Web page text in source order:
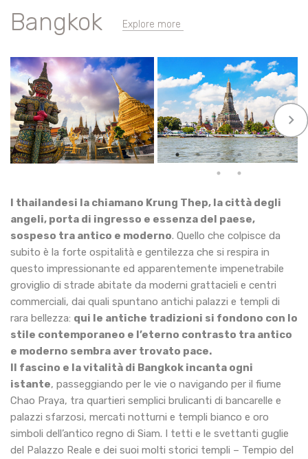
Bangkok Explore more
keyboard_arrow_right
I thailandesi la chiamano Krung Thep, la città degli
angeli, porta di ingresso e essenza del paese,
sospeso tra antico e moderno. Quello che colpisce da
subito è la forte ospitalità e gentilezza che si respira in
questo impressionante ed apparentemente impenetrabile
groviglio di strade abitate da moderni grattacieli e centri
commerciali, dai quali spuntano antichi palazzi e templi di
rara bellezza: qui le antiche tradizioni si fondono con lo
stile contemporaneo e l’eterno contrasto tra antico
e moderno sembra aver trovato pace.
Il fascino e la vitalità di Bangkok incanta ogni
istante, passeggiando per le vie o navigando per il fiume
Chao Praya, tra quartieri semplici brulicanti di bancarelle e
palazzi sfarzosi, mercati notturni e templi bianco e oro
simboli dell’antico regno di Siam. I tetti e le svettanti guglie
del Palazzo Reale e dei suoi molti storici templi – Tempio del